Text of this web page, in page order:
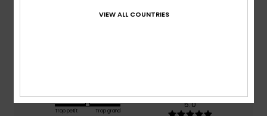
100% de nos clients recommandent ce produit
Trop petit Trop grand
5.0
VIEW ALL COUNTRIES